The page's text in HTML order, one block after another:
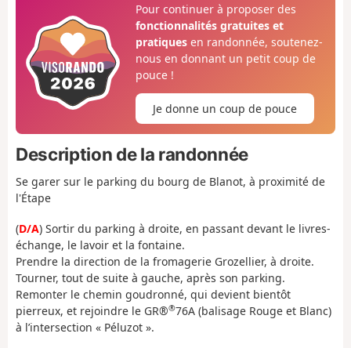
Pour continuer à proposer des
fonctionnalités gratuites et
pratiquesen randonnée, soutenez-
nous en donnant un petit coup de
pouce !
Je donne un coup de pouce
Description de la randonnée
Se garer sur le parking du bourg de Blanot, à proximité de
l'Étape
(D/A) Sortir du parking à droite, en passant devant le livres-
échange, le lavoir et la fontaine.
Prendre la direction de la fromagerie Grozellier, à droite.
Tourner, tout de suite à gauche, après son parking.
Remonter le chemin goudronné, qui devient bientôt
pierreux, et rejoindre le GR®®76A (balisage Rouge et Blanc)
à l’intersection « Péluzot ».